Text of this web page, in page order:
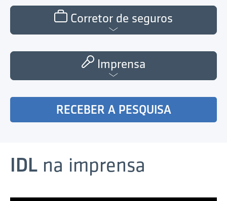
Corretor de seguros
Imprensa
RECEBER A PESQUISA
IDL na imprensa